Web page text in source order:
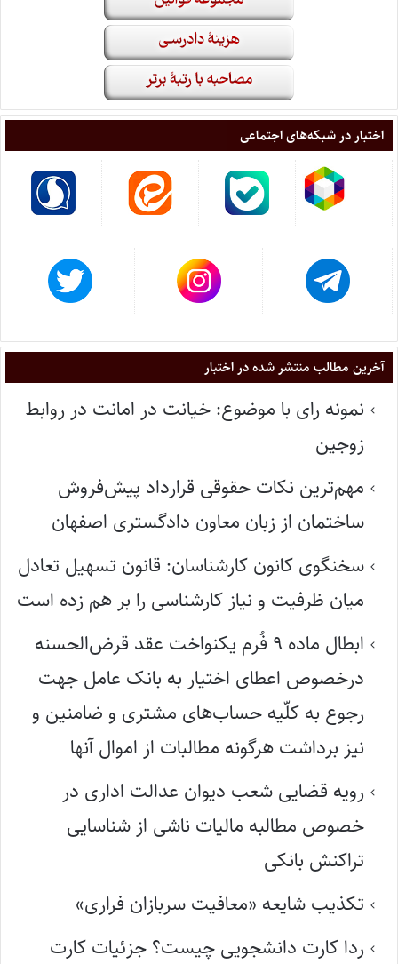
اختبار در شبکه‌های اجتماعی
آخرین مطالب منتشر شده در اختبار
نمونه رای با موضوع: خیانت در امانت در روابط
زوجین
مهم‌ترین نکات حقوقی قرارداد پیش‌فروش
ساختمان از زبان معاون دادگستری اصفهان
سخنگوی کانون کارشناسان: قانون تسهیل تعادل
میان ظرفیت و نیاز کارشناسی را بر هم زده است
ابطال ماده ۹ فُرم یکنواخت عقد قرض‌الحسنه
درخصوص اعطای اختیار به بانک عامل جهت
رجوع به کلّیه حساب‌های مشتری و ضامنین و
نیز برداشت هرگونه مطالبات از اموال آنها
رویه قضایی شعب دیوان عدالت اداری در
خصوص مطالبه مالیات ناشی از شناسایی
تراکنش بانکی
تکذیب شایعه «معافیت سربازان فراری»
ردا کارت دانشجویی چیست؟ جزئیات کارت